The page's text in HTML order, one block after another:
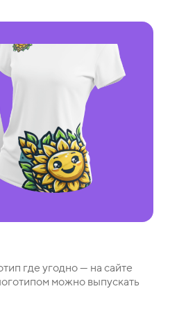
где угодно — на сайте
можно выпускать